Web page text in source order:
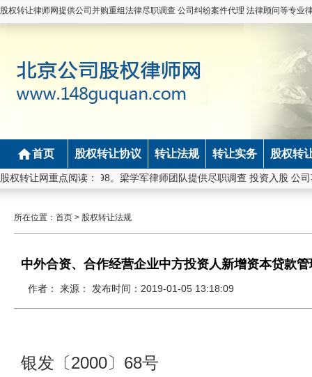
股权转让律师网提供公司并购重组法律尽职调查 公司纠纷案件代理 法律顾问等专业
首页 股权转让协议 转让法规 转让实务 股权转
股权转让网重点阅读：。梁学军律师团队提供尽职调查 投资入股 公司
所在位置： 首页 > 股权转让法规
中外合资、合作经营企业中方投资人新增资本贷款
作者： 来源： 发布时间：2019-01-05 13:18:09
银发〔2000〕68号